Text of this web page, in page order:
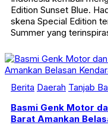
Edition Sunset Blue.
skena Special Edition
Summer yang
Berita Daerah Tanjab
Basmi Genk Motor
Barat Amankan